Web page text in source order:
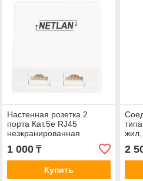
Настенная розетка 2
порта Кат.5e RJ45
неэкранированная
1 000₸
Купить
2